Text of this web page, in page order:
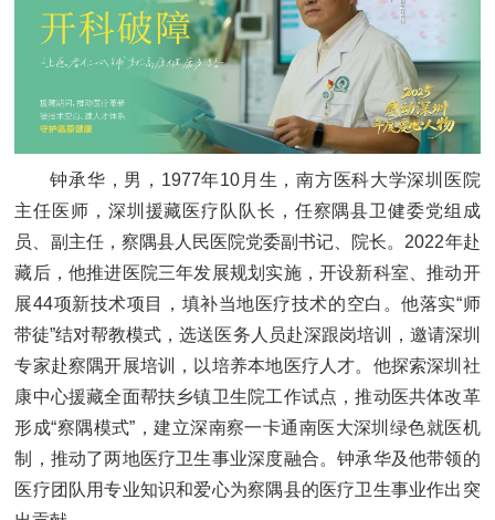
钟承华，男，1977年10月生，南方医科大学深圳医院
主任医师，深圳援藏医疗队队长，任察隅县卫健委党组成
员、副主任，察隅县人民医院党委副书记、院长。2022年赴
藏后，他推进医院三年发展规划实施，开设新科室、推动开
展44项新技术项目，填补当地医疗技术的空白。他落实“师
带徒”结对帮教模式，选送医务人员赴深跟岗培训，邀请深圳
专家赴察隅开展培训，以培养本地医疗人才。他探索深圳社
康中心援藏全面帮扶乡镇卫生院工作试点，推动医共体改革
形成“察隅模式”，建立深南察一卡通南医大深圳绿色就医机
制，推动了两地医疗卫生事业深度融合。钟承华及他带领的
医疗团队用专业知识和爱心为察隅县的医疗卫生事业作出突